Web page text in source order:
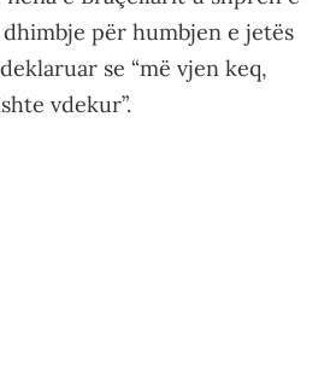
për humbjen e jetës
se “më vjen keq,
vdekur”.